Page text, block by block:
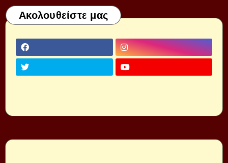
Ακολουθείστε μας